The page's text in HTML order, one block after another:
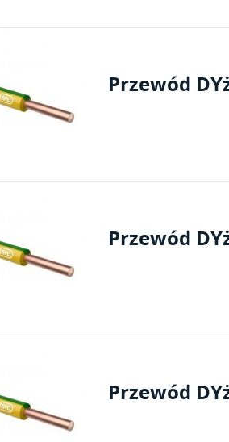
Przewód
Przewód
Przewód